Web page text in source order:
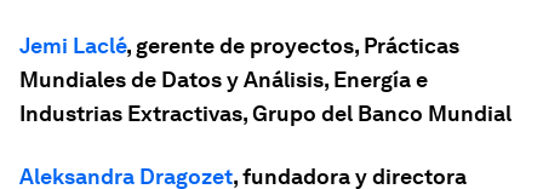
Jemi Laclé, gerente de proyectos, Prácticas
Mundiales de Datos y Análisis, Energía e
Industrias Extractivas, Grupo del Banco Mundial
Aleksandra Dragozet, fundadora y directora